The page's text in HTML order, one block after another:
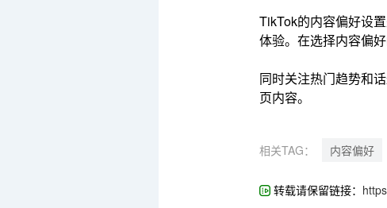
TikTok的内容偏好设
体验。在选择内容偏
同时关注热门趋势和
页内容。
相关TAG： 内容偏好
转载请保留链接：